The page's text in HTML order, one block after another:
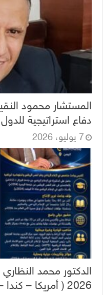
المستشار محمود
دفاع استراتيجية
7 يوليو، 2026
الدكتور محمد
2026 ( أمريكا – كندا – المكسيك )